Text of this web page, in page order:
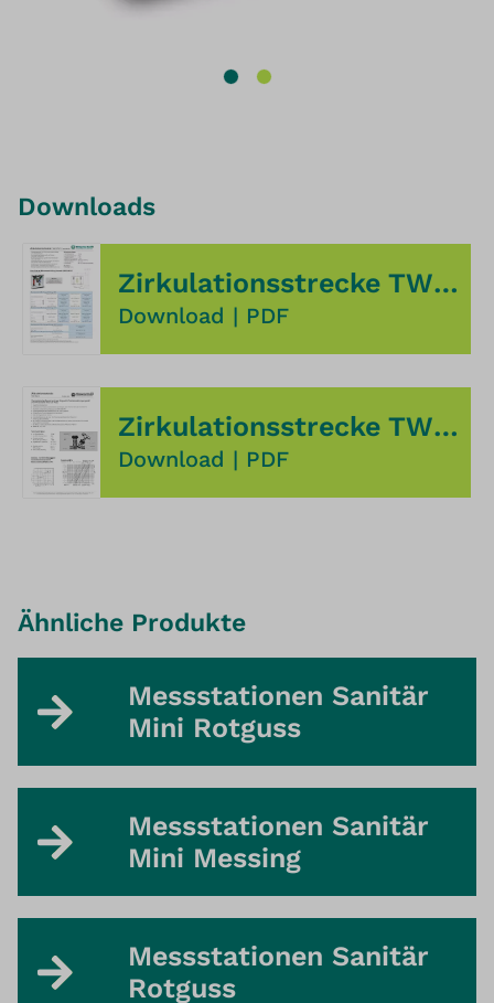
Downloads
Zirkulationsstrecke TWZ-DN 15 Technikinfo
Download | PDF
Zirkulationsstrecke TWZ-DN 15 Regulierventil Technikinfo
Download | PDF
Ähnliche Produkte
Messstationen Sanitär
Mini Rotguss
Messstationen Sanitär
Mini Messing
Messstationen Sanitär
Rotguss